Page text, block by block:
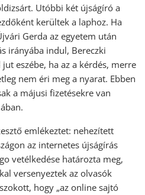
Utóbbi két újságíró a
kerültek a laphoz. Ha
Gerda az egyetem után
irányába indul, Bereczki
eszébe, ha az a kérdés, merre
nem éri meg a nyarat. Ebben
a májusi fizetésekre van
emlékeztet: nehezített
az internetes újságírás
vetélkedése határozta meg,
versenyeztek az olvasók
hogy „az online sajtó